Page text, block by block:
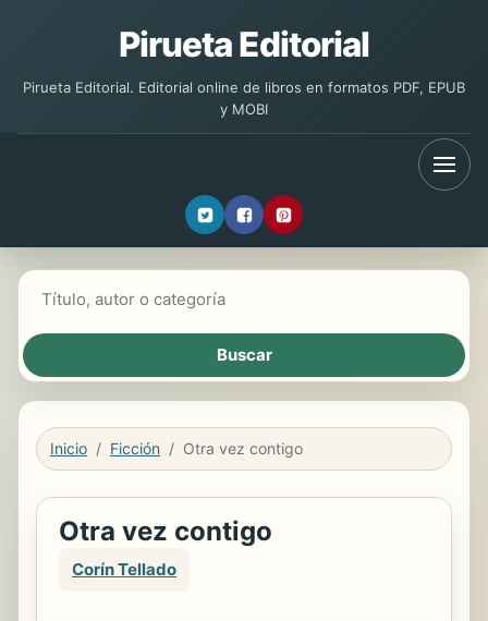
Pirueta Editorial
Pirueta Editorial. Editorial online de libros en formatos PDF, EPUB
y MOBI
Inicio Ficción Otra vez contigo
Otra vez contigo
Corín Tellado